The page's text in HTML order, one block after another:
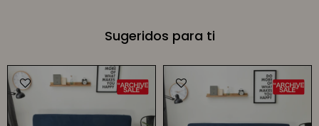
Sugeridos para ti